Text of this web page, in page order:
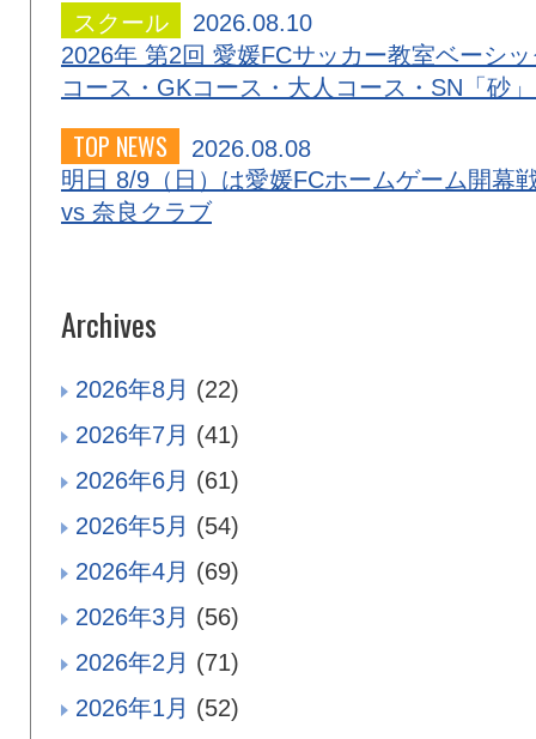
スクール
2026.08.10
2026年 第2回 愛媛FCサッカー教室ベーシッ
コース・GKコース・大人コース・SN「砂
TOP NEWS
2026.08.08
明日 8/9（日）は愛媛FCホームゲーム開幕
vs 奈良クラブ
Archives
2026年8月 (22)
2026年7月 (41)
2026年6月 (61)
2026年5月 (54)
2026年4月 (69)
2026年3月 (56)
2026年2月 (71)
2026年1月 (52)